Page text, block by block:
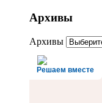
Архивы
Архивы
Решаем вместе